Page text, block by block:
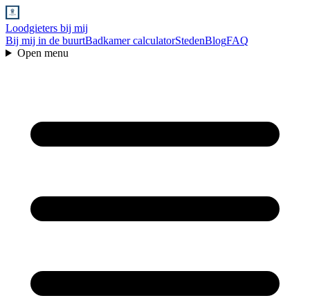
Loodgieters bij mij
Bij mij in de buurtBadkamer calculatorStedenBlogFAQ
Open menu